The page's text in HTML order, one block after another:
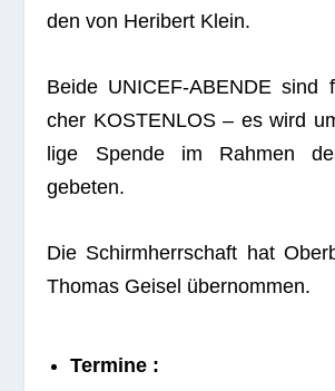
den von Heri­bert Klein.
Beide UNICEF-ABENDE
cher KOSTENLOS – es wird
lige Spende im Rah­men
gebeten.
Die Schirm­herr­schaft hat
Tho­mas Gei­sel übernommen.
Ter­mine :